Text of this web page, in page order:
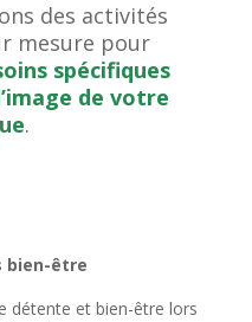
des activités
mesure pour
spécifiques
de votre
.
bien-être
détente et bien-être lors